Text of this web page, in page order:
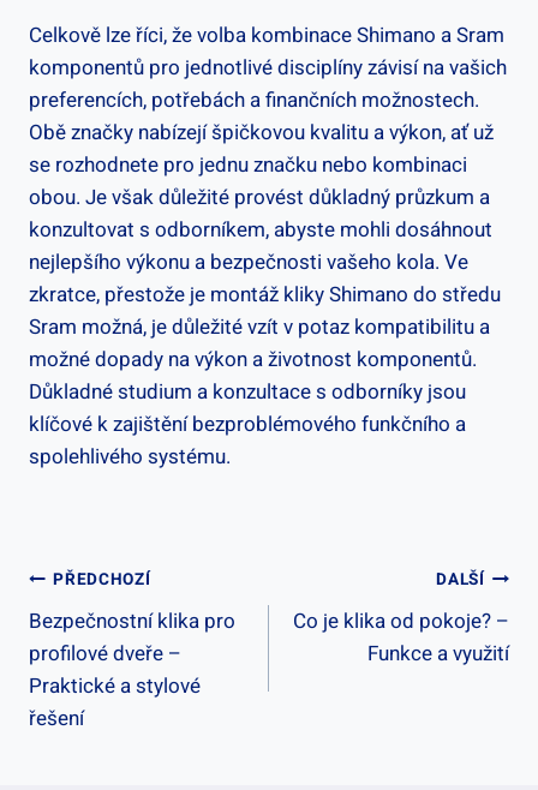
Celkově‍ lze říci, že volba kombinace Shimano⁢ a Sram
komponentů pro​ jednotlivé⁢ disciplíny závisí na vašich
preferencích, ​potřebách a finančních možnostech.
⁢Obě​ značky nabízejí ⁢špičkovou ‌kvalitu a výkon, ať už ​
se rozhodnete pro jednu značku nebo kombinaci
⁢obou.⁤ Je však⁢ důležité​ provést důkladný průzkum a
konzultovat ‍s ​odborníkem, abyste ‌mohli dosáhnout
‍nejlepšího výkonu a ⁤bezpečnosti vašeho⁣ kola. ‌Ve⁤
zkratce, přestože ‍je ​montáž kliky Shimano do středu ​
Sram ⁣možná, je ​důležité vzít‌ v potaz kompatibilitu a
možné⁢ dopady ⁤na‌ výkon a životnost⁣ komponentů.‍
Důkladné studium a konzultace ⁣s odborníky ⁣jsou
‍klíčové k zajištění bezproblémového funkčního a
spolehlivého systému.
Navigace
Pro
Příspěvek
PŘEDCHOZÍ
Bezpečnostní klika pro
profilové dveře –
Praktické a stylové
řešení
DALŠÍ
Co je klika od pokoje? –
Funkce a využití